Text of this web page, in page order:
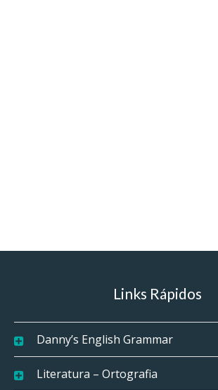
Links Rápidos
Danny’s English Grammar
Literatura – Ortografia